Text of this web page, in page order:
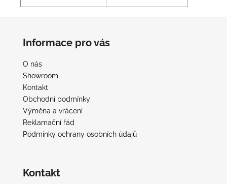
Informace pro vás
O nás
Showroom
Kontakt
Obchodní podmínky
Výměna a vrácení
Reklamační řád
Podmínky ochrany osobních údajů
Kontakt